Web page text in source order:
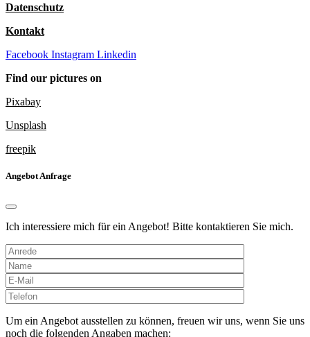
Datenschutz
Kontakt
Facebook Instagram Linkedin
Find our pictures on
Pixabay
Unsplash
freepik
Angebot Anfrage
Ich interessiere mich für ein Angebot! Bitte kontaktieren Sie mich.
Bitte
lasse
dieses
Feld
Um ein Angebot ausstellen zu können, freuen wir uns, wenn Sie uns
noch die folgenden Angaben machen: